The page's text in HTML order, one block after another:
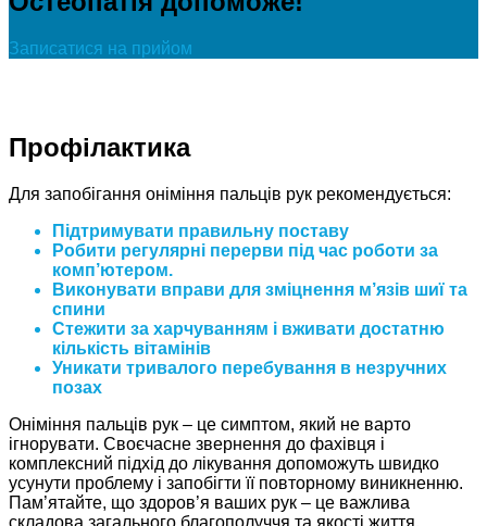
Записатися на прийом
Профілактика
Для запобігання оніміння пальців рук рекомендується:
Підтримувати правильну поставу
Робити регулярні перерви під час роботи за
комп’ютером.
Виконувати вправи для зміцнення м’язів шиї та
спини
Стежити за харчуванням і вживати достатню
кількість вітамінів
Уникати тривалого перебування в незручних
позах
Оніміння пальців рук – це симптом, який не варто
ігнорувати. Своєчасне звернення до фахівця і
комплексний підхід до лікування допоможуть швидко
усунути проблему і запобігти її повторному виникненню.
Пам’ятайте, що здоров’я ваших рук – це важлива
складова загального благополуччя та якості життя.